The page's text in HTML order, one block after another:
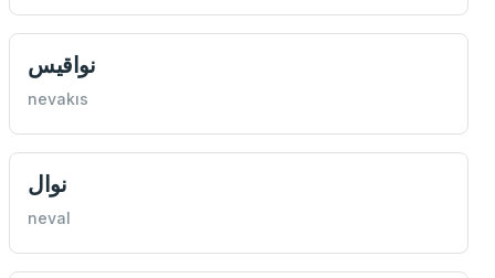
نواقيس
nevakıs
نوال
neval